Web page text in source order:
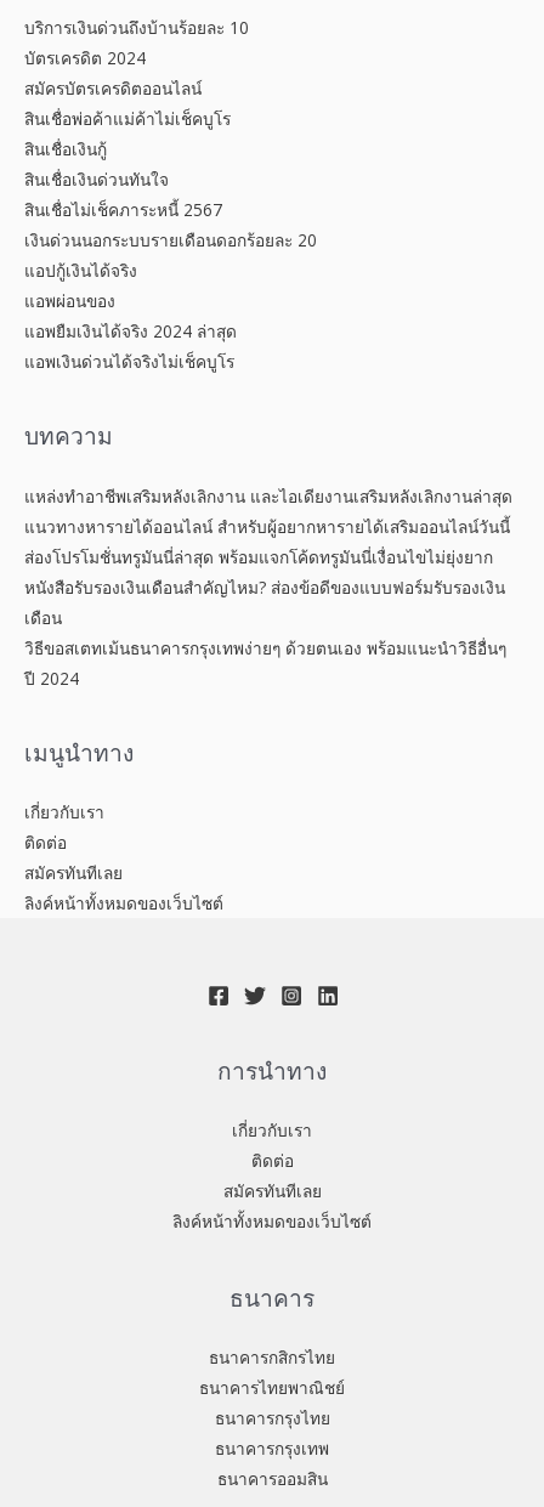
บริการเงินด่วนถึงบ้านร้อยละ 10
บัตรเครดิต 2024
สมัครบัตรเครดิตออนไลน์
สินเชื่อพ่อค้าแม่ค้าไม่เช็คบูโร
สินเชื่อเงินกู้
สินเชื่อเงินด่วนทันใจ
สินเชื่อไม่เช็คภาระหนี้ 2567
เงินด่วนนอกระบบรายเดือนดอกร้อยละ 20
แอปกู้เงินได้จริง
แอพผ่อนของ
แอพยืมเงินได้จริง 2024 ล่าสุด
แอพเงินด่วนได้จริงไม่เช็คบูโร
บทความ
แหล่งทำอาชีพเสริมหลังเลิกงาน และไอเดียงานเสริมหลังเลิกงานล่าสุด
แนวทางหารายได้ออนไลน์ สำหรับผู้อยากหารายได้เสริมออนไลน์วันนี้
ส่องโปรโมชั่นทรูมันนี่ล่าสุด พร้อมแจกโค้ดทรูมันนี่เงื่อนไขไม่ยุ่งยาก
หนังสือรับรองเงินเดือนสำคัญไหม? ส่องข้อดีของแบบฟอร์มรับรองเงิน
เดือน
วิธีขอสเตทเม้นธนาคารกรุงเทพง่ายๆ ด้วยตนเอง พร้อมแนะนำวิธีอื่นๆ
ปี 2024
เมนูนำทาง
เกี่ยวกับเรา
ติดต่อ
สมัครทันทีเลย
ลิงค์หน้าทั้งหมดของเว็บไซต์
การนำทาง
เกี่ยวกับเรา
ติดต่อ
สมัครทันทีเลย
ลิงค์หน้าทั้งหมดของเว็บไซต์
ธนาคาร
ธนาคารกสิกรไทย
ธนาคารไทยพาณิชย์
ธนาคารกรุงไทย
ธนาคารกรุงเทพ
ธนาคารออมสิน